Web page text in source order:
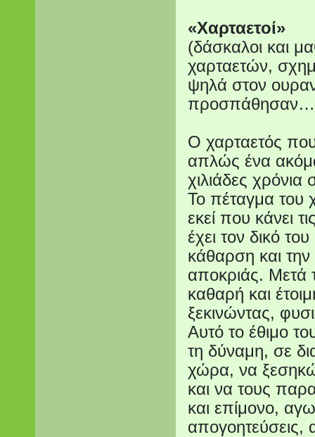
«Χαρταετοί»
(δάσκαλοι και
χαρταετών,
ψηλά στον
Ο χαρταετός
απλώς ένα
χιλιάδες
Το πέταγμα του
εκεί που κάνει
έχει τον δικό
κάθαρση και
αποκριάς. Μετά
καθαρή και
ξεκινώντας,
Αυτό το έθιμο
τη δύναμη, σε
χώρα, να
και να τους
και επίμονο,
απογοητεύσεις,